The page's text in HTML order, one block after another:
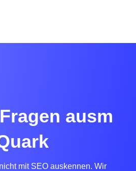
ausm
mit SEO auskennen. Wir